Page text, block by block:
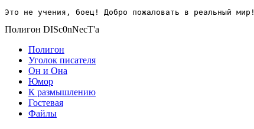
Это не учения, боец! Добро пожаловать в реальный мир!
Полигон DISc0nNecT'a
Полигон
Уголок писателя
Он и Она
Юмор
К размышлению
Гостевая
Файлы